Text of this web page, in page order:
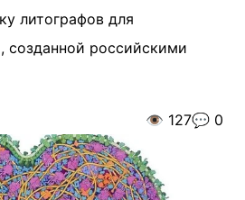
литографов для
созданной российскими
👁️ 127💬 0